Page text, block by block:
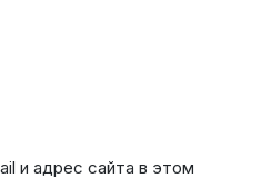
и адрес сайта в этом